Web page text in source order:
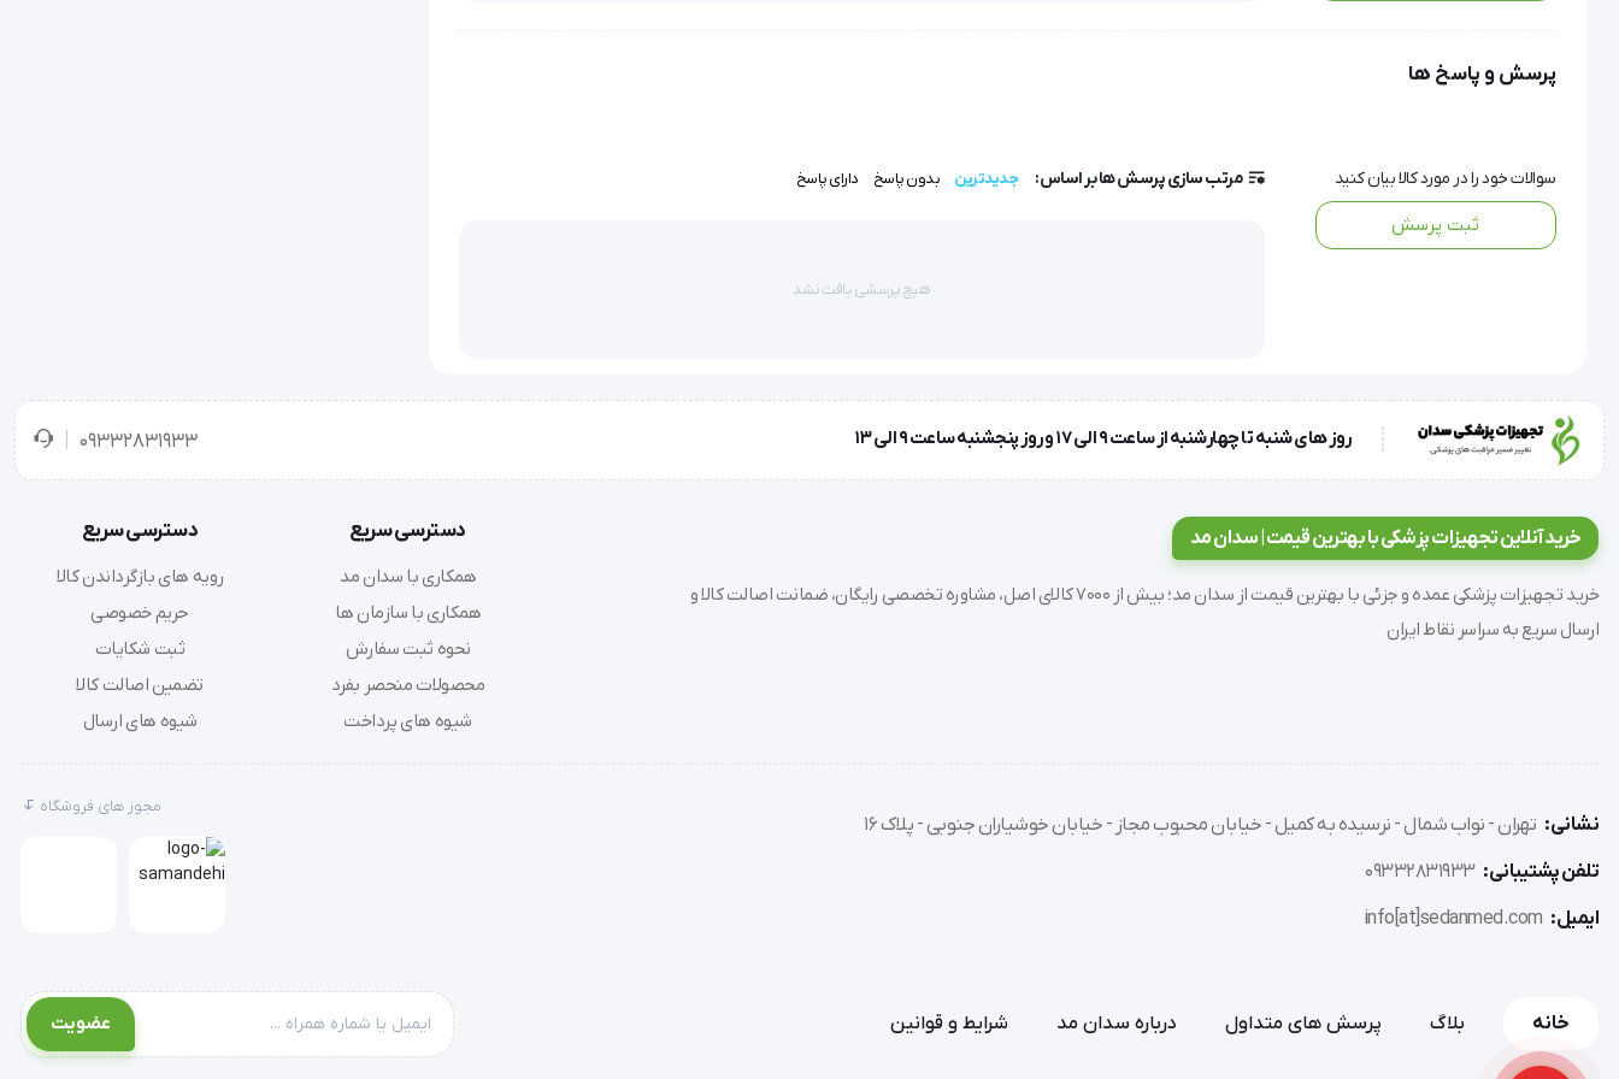
این محصول ایرانی در بسته‌بندی کاملاً بهداشتی و 10 عددی عرضه می‌شود و برای مصارف تک‌بار و جلوگیری از استفاده مجدد کاملاً ایده‌آل است.
نوع: سرسوزن تزریقی یکبار مصرف
قطر سرسوزن: 0.7 میلی‌متر
بسته‌بندی: 10 عدد, 100 عدد
سازگاری با استانداردهای بین‌المللی ISO
پرسش و پاسخ ها
سوالات خود را در مورد کالا بیان کنید
ثبت پرسش
مرتب سازی پرسش ها بر اساس: جدیدترین بدون پاسخ دارای پاسخ
هیچ پرسشی یافت نشد
روز های شنبه تا چهارشنبه از ساعت 9 الی 17 و روز پنجشنبه ساعت 9 الی 13 09332831933
خرید آنلاین تجهیزات پزشکی با بهترین قیمت | سدان مد
خرید تجهیزات پزشکی عمده و جزئی با بهترین قیمت از سدان مد؛ بیش از 7000 کالای اصل، مشاوره تخصصی رایگان، ضمانت اصالت کالا و
ارسال سریع به سراسر نقاط ایران
دسترسی سریع
همکاری با سدان مد
همکاری با سازمان ها
نحوه ثبت سفارش
محصولات منحصر بفرد
شیوه های پرداخت
دسترسی سریع
رویه های بازگرداندن کالا
حریم خصوصی
ثبت شکایات
تضمین اصالت کالا
شیوه های ارسال
نشانی: تهران - نواب شمال - نرسیده به کمیل - خیابان محبوب مجاز - خیابان خوشیاران جنوبی - پلاک 16
تلفن پشتیبانی: 09332831933
ایمیل: info[at]sedanmed.com
مجوز های فروشگاه
خانه بلاگ پرسش های متداول درباره سدان مد شرایط و قوانین عضویت